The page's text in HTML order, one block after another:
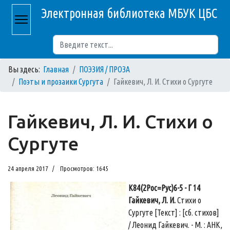
Электронная библиотека МБУК ЦБС
Вы здесь: Главная
ПОЭЗИЯ / ПРОЗА
Поэты и прозаики Сургута
Гайкевич, Л. И. Стихи о Сургуте
Гайкевич, Л. И. Стихи о
Сургуте
24 апреля 2017 Просмотров: 1645
К84(2Рос=Рус)6-5 - Г 14
Гайкевич, Л. И.Стихи о
Сургуте [Текст] : [сб. стихов]
/ Леонид Гайкевич. - М. : АНК,